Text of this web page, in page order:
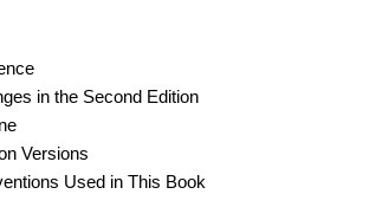
in the Second Edition
Versions
Used in This Book